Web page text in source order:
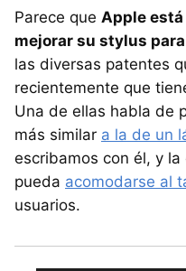
Parece que Apple
mejorar su stylus
las diversas patentes
recientemente que
Una de ellas habla de
más similar a la de un
escribamos con él, y
pueda acomodarse al
usuarios.